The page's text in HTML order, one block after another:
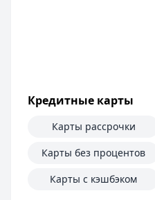
Кредитные карты
Карты рассрочки
Карты без процентов
Карты с кэшбэком